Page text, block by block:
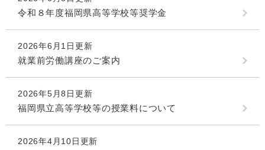
令和８年度福岡県高等学校等奨学金
2026年6月1日更新
就業前労働講座のご案内
2026年5月8日更新
福岡県立高等学校等の授業料について
2026年4月10日更新